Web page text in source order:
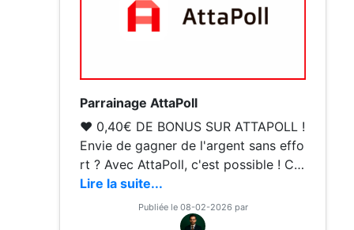
Parrainage AttaPoll
♥ 0,40€ DE BONUS SUR ATTAPOLL !
Envie de gagner de l'argent sans effo
rt ? Avec AttaPoll, c'est possible ! Cet
te application vous permet de répon
dre à des sondages rapides et de rec
evoir des récompenses en espèces o
Lire la suite...
Publiée le 08-02-2026 par